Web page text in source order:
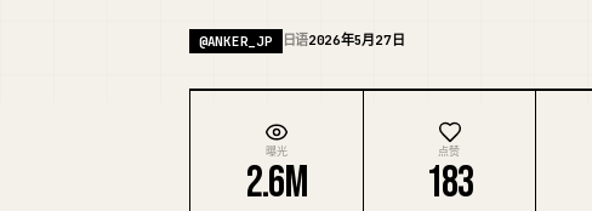
@ANKER_JP 日语2026年5月27日
曝光
2.6M
点赞
183